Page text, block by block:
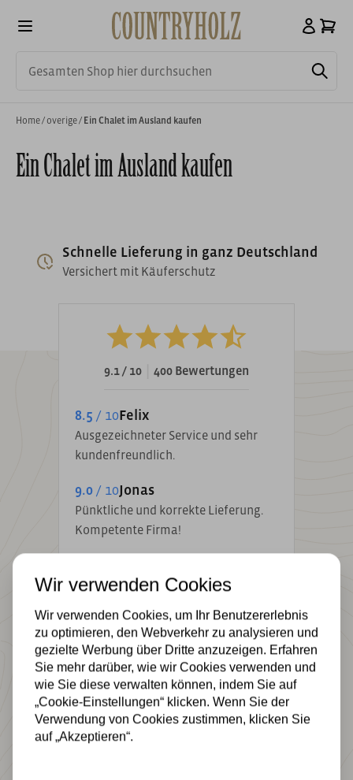
Home/overige/ Ein Chalet im Ausland kaufen
Ein Chalet im Ausland kaufen
Schnelle Lieferung in ganz Deutschland
Versichert mit Käuferschutz
9.1 / 10 400 Bewertungen
8.5 / 10Felix
Ausgezeichneter Service und sehr
kundenfreundlich.
9.0 / 10Jonas
Pünktliche und korrekte Lieferung.
Kompetente Firma!
Wir verwenden Cookies
Wir verwenden Cookies, um Ihr Benutzererlebnis
zu optimieren, den Webverkehr zu analysieren und
gezielte Werbung über Dritte anzuzeigen. Erfahren
Sie mehr darüber, wie wir Cookies verwenden und
wie Sie diese verwalten können, indem Sie auf
„Cookie-Einstellungen“ klicken. Wenn Sie der
Verwendung von Cookies zustimmen, klicken Sie
auf „Akzeptieren“.